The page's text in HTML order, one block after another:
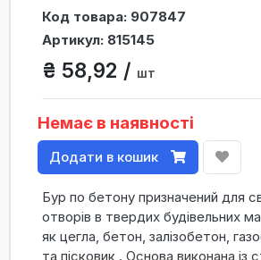
Код товара: 907847
Артикул: 815145
₴ 58,92 / шт
Немає в наявності
Додати в кошик
Бур по бетону призначений для
отворів в твердих будівельних
як цегла, бетон, залізобетон,
та пісковик . Основа виконана із